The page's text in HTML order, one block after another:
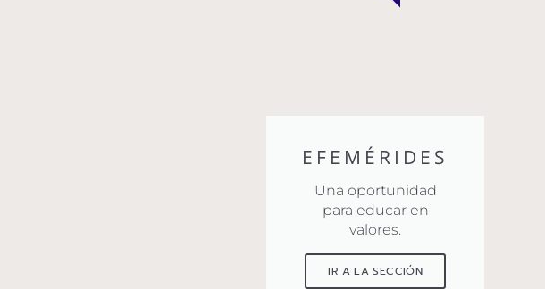
EFEMÉRIDES
Una oportunidad
para educar en
valores.
IR A LA SECCIÓN